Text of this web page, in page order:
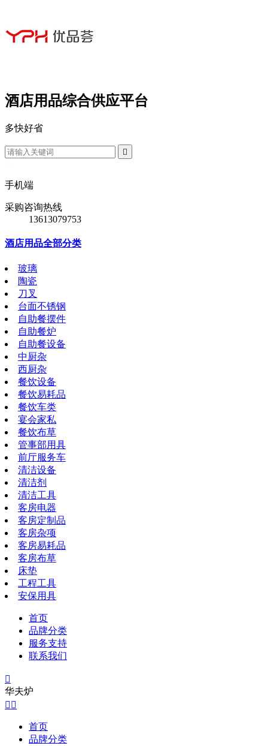
酒店用品综合供应平台
多快好省

手机端
采购咨询热线
13613079753
酒店用品全部分类
玻璃
陶瓷
刀叉
台面不锈钢
自助餐摆件
自助餐炉
自助餐设备
中厨杂
西厨杂
餐饮设备
餐饮易耗品
餐饮车类
宴会家私
餐饮布草
管事部用具
前厅服务车
清洁设备
清洁剂
清洁工具
客房电器
客房定制品
客房杂项
客房易耗品
客房布草
床垫
工程工具
安保用具
首页
品牌分类
服务支持
联系我们

华夫炉
 
首页
品牌分类